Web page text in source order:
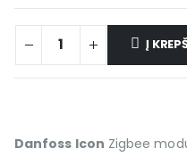
Į
Danfoss Icon Zigbee